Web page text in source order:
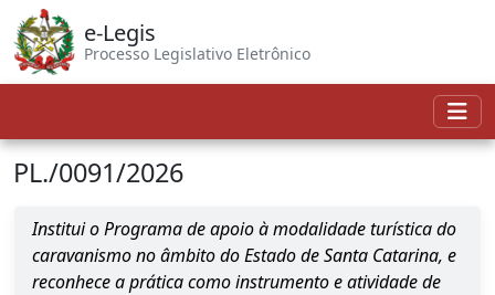
e-Legis
Processo Legislativo Eletrônico
PL./0091/2026
Institui o Programa de apoio à modalidade turística do
caravanismo no âmbito do Estado de Santa Catarina, e
reconhece a prática como instrumento e atividade de